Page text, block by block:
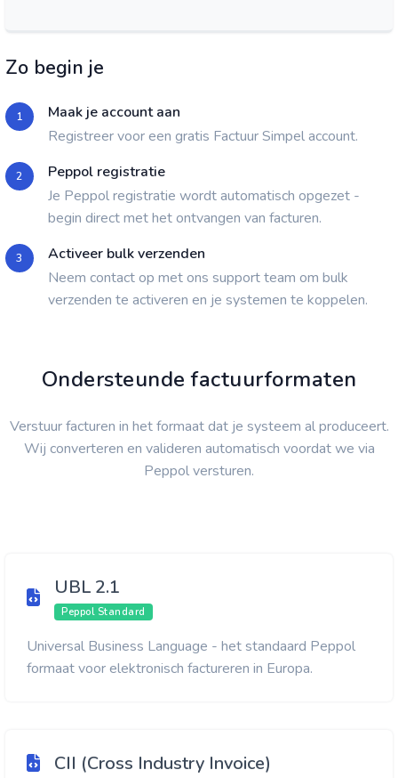
Zo begin je
1
Maak je account aan
Registreer voor een gratis Factuur Simpel account.
2
Peppol registratie
Je Peppol registratie wordt automatisch opgezet -
begin direct met het ontvangen van facturen.
3
Activeer bulk verzenden
Neem contact op met ons support team om bulk
verzenden te activeren en je systemen te koppelen.
Ondersteunde factuurformaten
Verstuur facturen in het formaat dat je systeem al produceert.
Wij converteren en valideren automatisch voordat we via
Peppol versturen.
UBL 2.1
Peppol Standard
Universal Business Language - het standaard Peppol
formaat voor elektronisch factureren in Europa.
CII (Cross Industry Invoice)